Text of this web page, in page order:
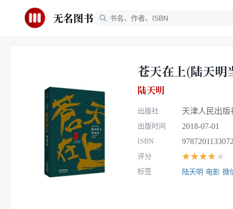
无名图书
苍天在上(陆天明
陆天明
出版社 天津人民出版
出版时间 2018-07-01
ISBN 9787201133072
评分 ★★★★★
标签 陆天明 电影 微